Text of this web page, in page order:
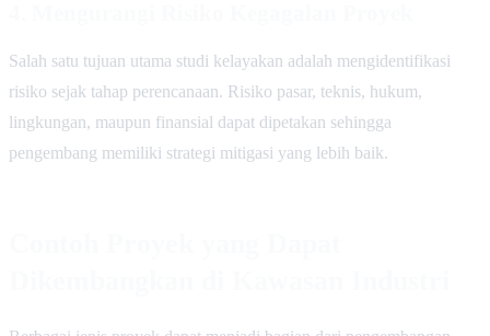
Salah satu tujuan utama studi kelayakan adalah mengidentifikasi
risiko sejak tahap perencanaan. Risiko pasar, teknis, hukum,
lingkungan, maupun finansial dapat dipetakan sehingga
pengembang memiliki strategi mitigasi yang lebih baik.